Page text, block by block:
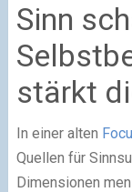
Sinn
stärkt
In einer alten
Quellen für
Dimensionen